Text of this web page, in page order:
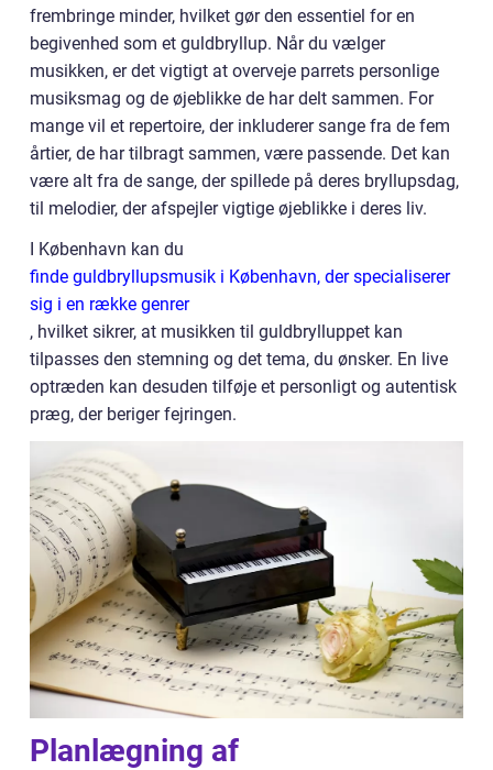
frembringe minder, hvilket gør den essentiel for en
begivenhed som et guldbryllup. Når du vælger
musikken, er det vigtigt at overveje parrets personlige
musiksmag og de øjeblikke de har delt sammen. For
mange vil et repertoire, der inkluderer sange fra de fem
årtier, de har tilbragt sammen, være passende. Det kan
være alt fra de sange, der spillede på deres bryllupsdag,
til melodier, der afspejler vigtige øjeblikke i deres liv.
I København kan du
finde guldbryllupsmusik i København, der specialiserer
sig i en række genrer
, hvilket sikrer, at musikken til guldbrylluppet kan
tilpasses den stemning og det tema, du ønsker. En live
optræden kan desuden tilføje et personligt og autentisk
præg, der beriger fejringen.
Planlægning af